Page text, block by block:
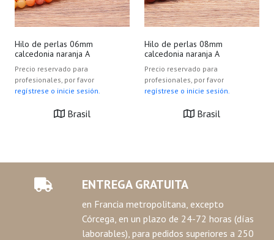
Hilo de perlas 06mm
calcedonia naranja A
Precio reservado para
profesionales, por favor
regístrese o inicie sesión.
Brasil
Hilo de perlas 08mm
calcedonia naranja A
Precio reservado para
profesionales, por favor
regístrese o inicie sesión.
Brasil
ENTREGA GRATUITA
en Francia metropolitana, excepto
Córcega, en un plazo de 24-72 horas (días
laborables), para pedidos superiores a 250